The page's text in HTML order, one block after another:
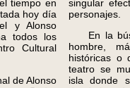
tiempo en
hoy día
y Alonso
todos los
Cultural
de Alonso
singular
personajes.
En la
hombre,
históricas o
teatro se
isla donde